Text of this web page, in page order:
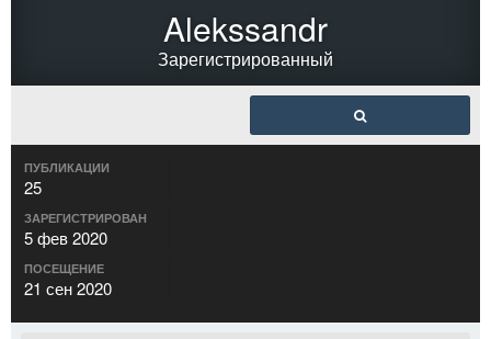
Alekssandr
Зарегистрированный
ПУБЛИКАЦИИ
25
ЗАРЕГИСТРИРОВАН
5 фев 2020
ПОСЕЩЕНИЕ
21 сен 2020